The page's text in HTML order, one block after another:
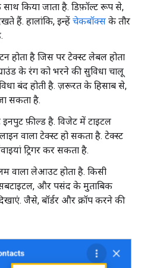
किया जाता है. डिफ़ॉल्ट रूप से,
हैं. हालांकि, इन्हें चेकबॉक्स के तौर
होता है जिस पर टेक्स्ट लेबल होता
के रंग को भरने की सुविधा चालू
बंद होती है. ज़रूरत के हिसाब से,
सकता है.
फ़ील्ड है. विजेट में टाइटल
वाला टेक्स्ट हो सकता है. टेक्स्ट
ट्रिगर कर सकता है.
वाला लेआउट होता है. किसी
और पसंद के मुताबिक
जैसे, बॉर्डर और क्रॉप करने की